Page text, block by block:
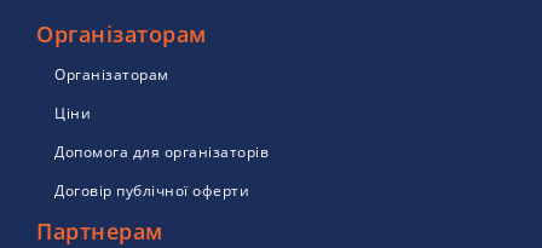
Організаторам
Організаторам
Ціни
Допомога для організаторів
Договір публічної оферти
Партнерам